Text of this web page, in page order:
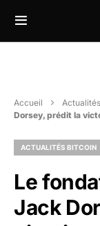
Accueil
Dorsey, prédit la
ACTUALITÉS BITCOIN
Le
Jack